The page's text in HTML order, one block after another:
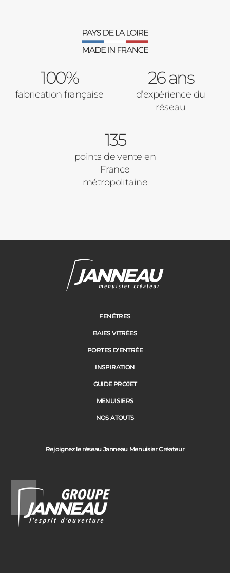
Verrière intérieures
Baies Vitrées
Volets Roulants
Pergolas
Cloture
Suivant
Pavillon
Adresse des travaux
Code Postal des travaux
100%
fabrication française
26 ans
d’expérience du
réseau
135
points de vente en
France
métropolitaine
Rejoignez le réseau Janneau Menuisier Créateur
FENÊTRES
BAIES VITRÉES
PORTES D’ENTRÉE
INSPIRATION
GUIDE PROJET
MENUISIERS
NOS ATOUTS